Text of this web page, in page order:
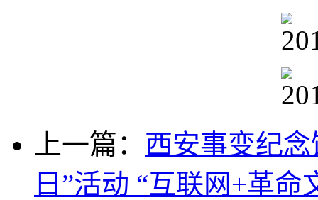
上一篇： 西安事变纪
日”活动 “互联网+革命